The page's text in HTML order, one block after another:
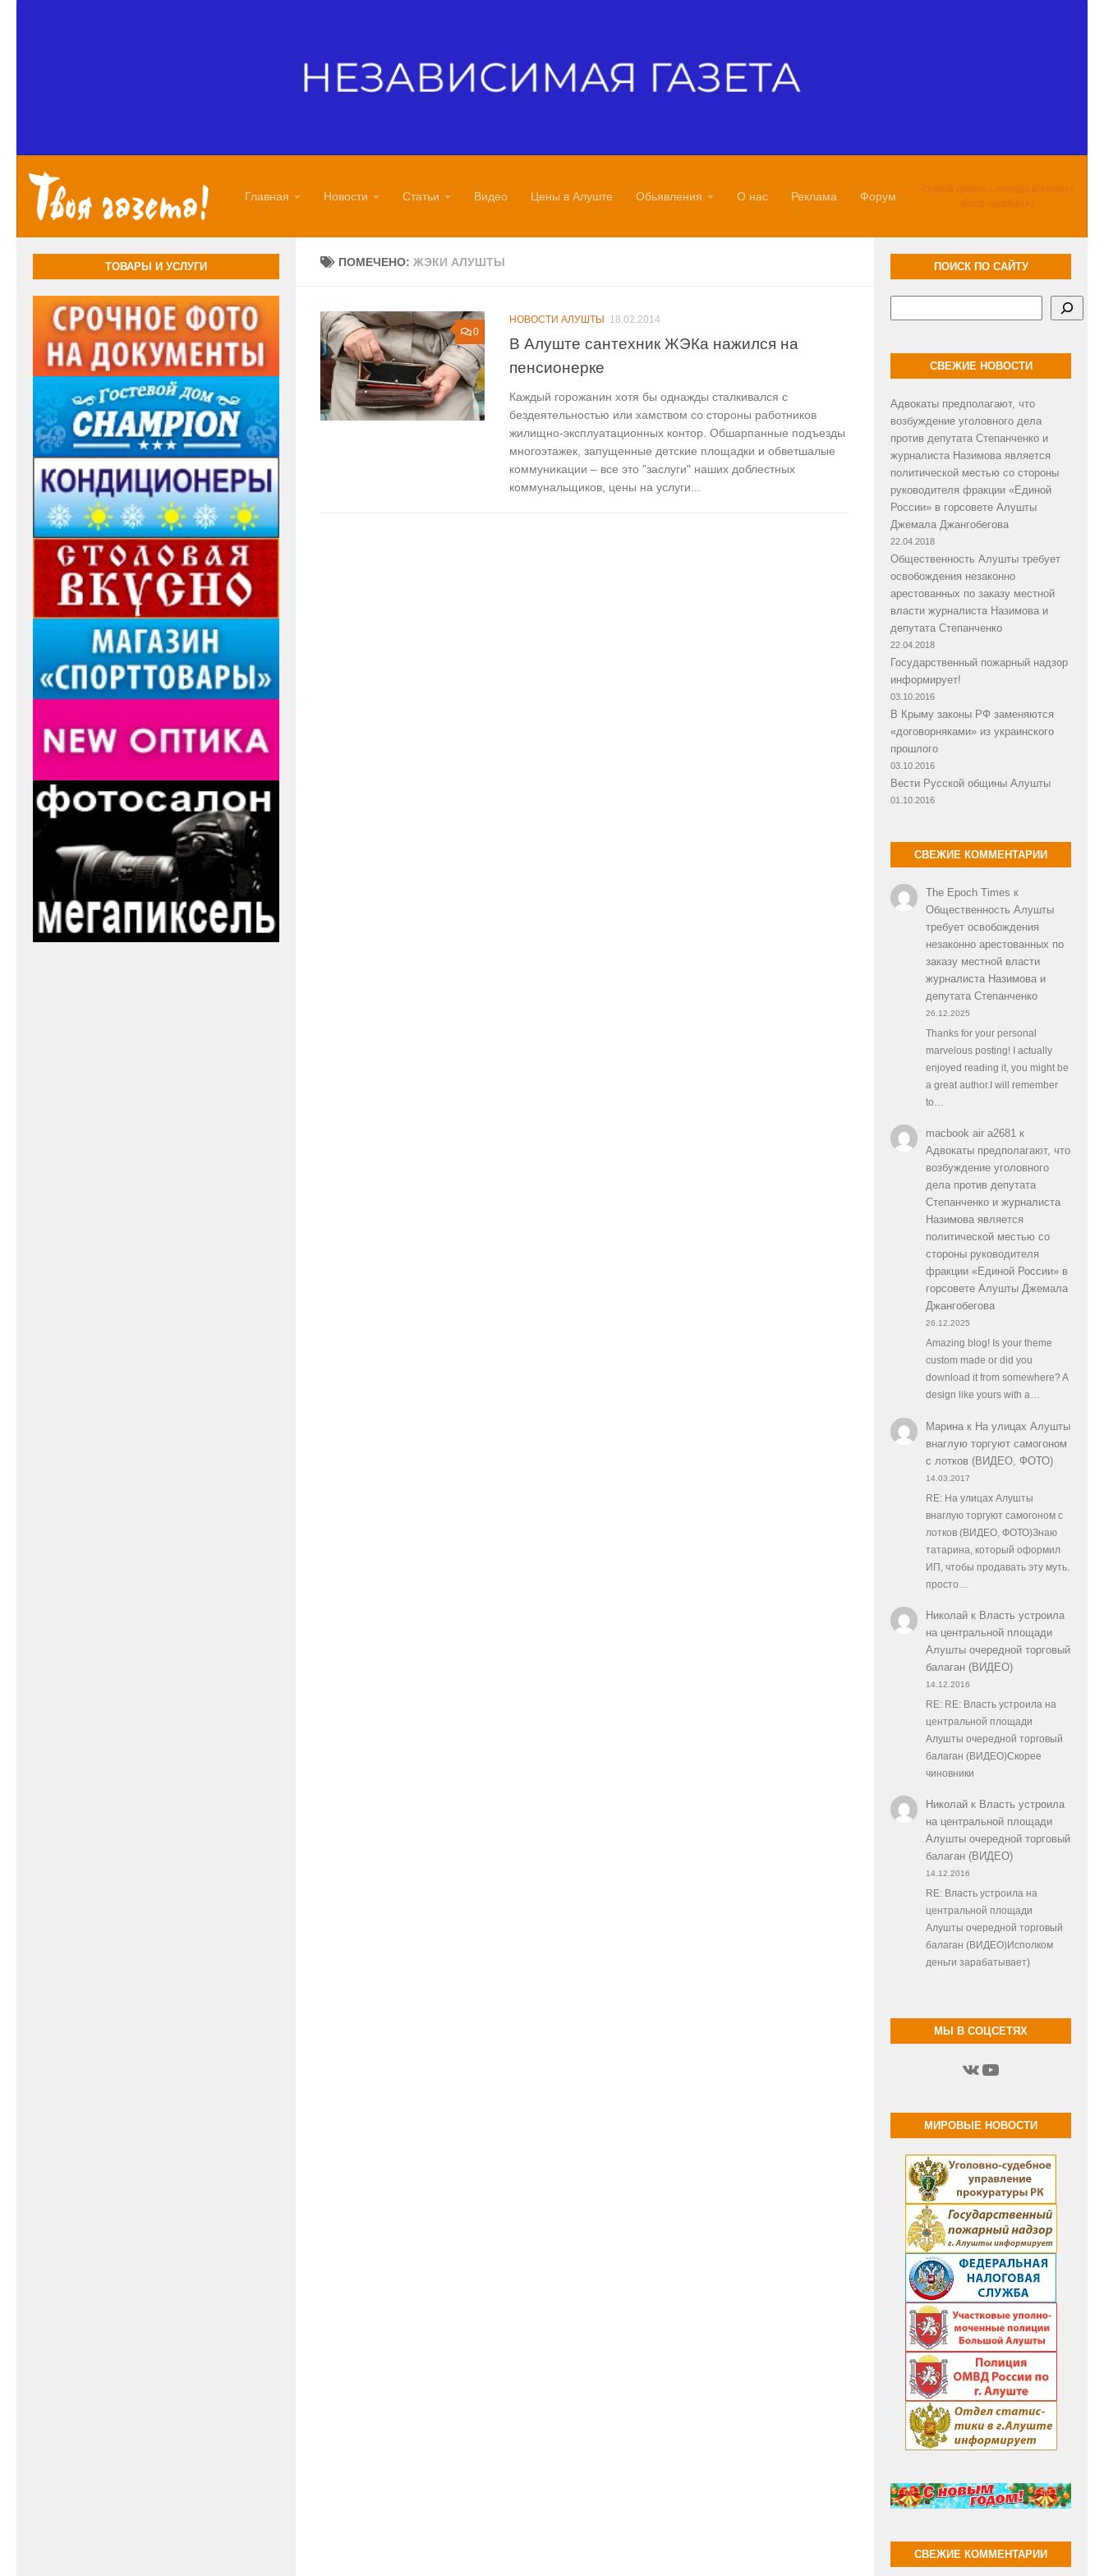
Главная Новости Статьи Видео Цены в Алуште Обьявления О нас Реклама Форум
Точный прогноз погоды в Алуште
world-weather.ru
ПОМЕЧЕНО:ЖЭКИ АЛУШТЫ
0
НОВОСТИ АЛУШТЫ 18.02.2014
В Алуште сантехник ЖЭКа нажился на
пенсионерке
Каждый горожанин хотя бы однажды сталкивался с
бездеятельностью или хамством со стороны работников
жилищно-эксплуатационных контор. Обшарпанные подъезды
многоэтажек, запущенные детские площадки и обветшалые
коммуникации – все это "заслуги" наших доблестных
коммунальщиков, цены на услуги...
ТОВАРЫ И УСЛУГИ ПОИСК ПО САЙТУ
СВЕЖИЕ НОВОСТИ
Адвокаты предполагают, что
возбуждение уголовного дела
против депутата Степанченко и
журналиста Назимова является
политической местью со стороны
руководителя фракции «Единой
России» в горсовете Алушты
Джемала Джангобегова
22.04.2018
Общественность Алушты требует
освобождения незаконно
арестованных по заказу местной
власти журналиста Назимова и
депутата Степанченко
22.04.2018
Государственный пожарный надзор
информирует!
03.10.2016
В Крыму законы РФ заменяются
«договорняками» из украинского
прошлого
03.10.2016
Вести Русской общины Алушты
01.10.2016
СВЕЖИЕ КОММЕНТАРИИ
The Epoch Times к
Общественность Алушты
требует освобождения
незаконно арестованных по
заказу местной власти
журналиста Назимова и
депутата Степанченко
26.12.2025
Thanks for your personal
marvelous posting! I actually
enjoyed reading it, you might be
a great author.I will remember
to…
macbook air a2681к
Адвокаты предполагают, что
возбуждение уголовного
дела против депутата
Степанченко и журналиста
Назимова является
политической местью со
стороны руководителя
фракции «Единой России» в
горсовете Алушты Джемала
Джангобегова
26.12.2025
Amazing blog! Is your theme
custom made or did you
download it from somewhere? A
design like yours with a…
Маринак На улицах Алушты
внаглую торгуют самогоном
с лотков (ВИДЕО, ФОТО)
14.03.2017
RE: На улицах Алушты
внаглую торгуют самогоном с
лотков (ВИДЕО, ФОТО)Знаю
татарина, который оформил
ИП, чтобы продавать эту муть.
просто…
Николайк Власть устроила
на центральной площади
Алушты очередной торговый
балаган (ВИДЕО)
14.12.2016
RE: RE: Власть устроила на
центральной площади
Алушты очередной торговый
балаган (ВИДЕО)Скорее
чиновники
Николайк Власть устроила
на центральной площади
Алушты очередной торговый
балаган (ВИДЕО)
14.12.2016
RE: Власть устроила на
центральной площади
Алушты очередной торговый
балаган (ВИДЕО)Исполком
деньги зарабатывает)
МЫ В СОЦСЕТЯХ
ВКонтакте
YouTube
МИРОВЫЕ НОВОСТИ
СВЕЖИЕ КОММЕНТАРИИ